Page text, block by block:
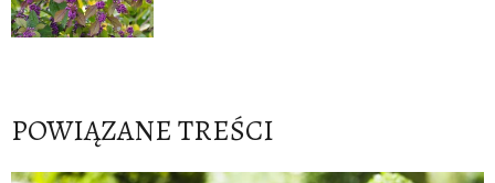
POWIĄZANE TREŚCI